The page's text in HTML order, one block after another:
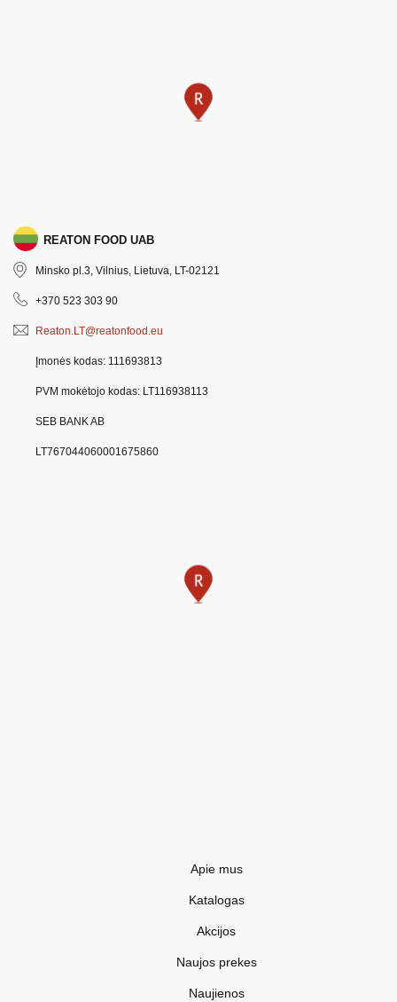
REATON FOOD UAB
Minsko pl.3, Vilnius, Lietuva, LT-02121
+370 523 303 90
Reaton.LT@reatonfood.eu
Įmonės kodas: 111693813
PVM mokėtojo kodas: LT116938113
SEB BANK AB
LT767044060001675860
Apie mus
Katalogas
Akcijos
Naujos prekes
Naujienos